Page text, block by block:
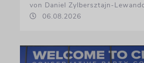
von Daniel Zylbersztajn-
06.08.2026